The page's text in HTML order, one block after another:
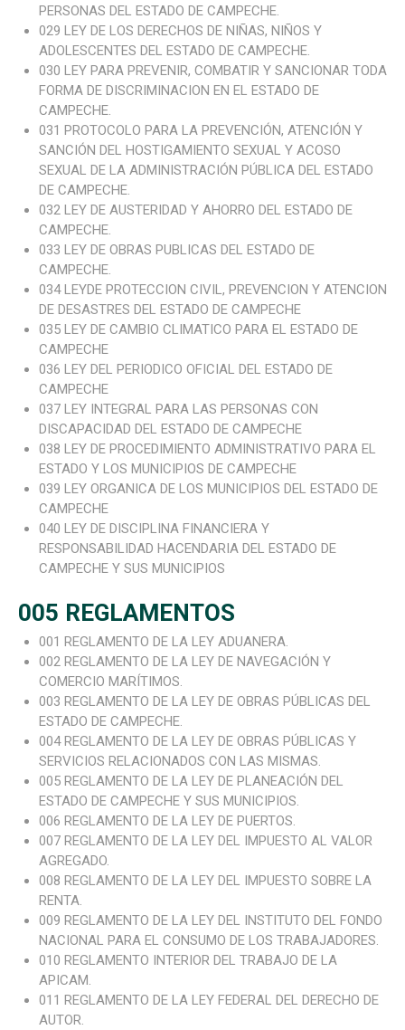
PERSONAS DEL ESTADO DE CAMPECHE.
029 LEY DE LOS DERECHOS DE NIÑAS, NIÑOS Y
ADOLESCENTES DEL ESTADO DE CAMPECHE.
030 LEY PARA PREVENIR, COMBATIR Y SANCIONAR TODA
FORMA DE DISCRIMINACION EN EL ESTADO DE
CAMPECHE.
031 PROTOCOLO PARA LA PREVENCIÓN, ATENCIÓN Y
SANCIÓN DEL HOSTIGAMIENTO SEXUAL Y ACOSO
SEXUAL DE LA ADMINISTRACIÓN PÚBLICA DEL ESTADO
DE CAMPECHE.
032 LEY DE AUSTERIDAD Y AHORRO DEL ESTADO DE
CAMPECHE.
033 LEY DE OBRAS PUBLICAS DEL ESTADO DE
CAMPECHE.
034 LEYDE PROTECCION CIVIL, PREVENCION Y ATENCION
DE DESASTRES DEL ESTADO DE CAMPECHE
035 LEY DE CAMBIO CLIMATICO PARA EL ESTADO DE
CAMPECHE
036 LEY DEL PERIODICO OFICIAL DEL ESTADO DE
CAMPECHE
037 LEY INTEGRAL PARA LAS PERSONAS CON
DISCAPACIDAD DEL ESTADO DE CAMPECHE
038 LEY DE PROCEDIMIENTO ADMINISTRATIVO PARA EL
ESTADO Y LOS MUNICIPIOS DE CAMPECHE
039 LEY ORGANICA DE LOS MUNICIPIOS DEL ESTADO DE
CAMPECHE
040 LEY DE DISCIPLINA FINANCIERA Y
RESPONSABILIDAD HACENDARIA DEL ESTADO DE
CAMPECHE Y SUS MUNICIPIOS
005 REGLAMENTOS
001 REGLAMENTO DE LA LEY ADUANERA.
002 REGLAMENTO DE LA LEY DE NAVEGACIÓN Y
COMERCIO MARÍTIMOS.
003 REGLAMENTO DE LA LEY DE OBRAS PÚBLICAS DEL
ESTADO DE CAMPECHE.
004 REGLAMENTO DE LA LEY DE OBRAS PÚBLICAS Y
SERVICIOS RELACIONADOS CON LAS MISMAS.
005 REGLAMENTO DE LA LEY DE PLANEACIÓN DEL
ESTADO DE CAMPECHE Y SUS MUNICIPIOS.
006 REGLAMENTO DE LA LEY DE PUERTOS.
007 REGLAMENTO DE LA LEY DEL IMPUESTO AL VALOR
AGREGADO.
008 REGLAMENTO DE LA LEY DEL IMPUESTO SOBRE LA
RENTA.
009 REGLAMENTO DE LA LEY DEL INSTITUTO DEL FONDO
NACIONAL PARA EL CONSUMO DE LOS TRABAJADORES.
010 REGLAMENTO INTERIOR DEL TRABAJO DE LA
APICAM.
011 REGLAMENTO DE LA LEY FEDERAL DEL DERECHO DE
AUTOR.